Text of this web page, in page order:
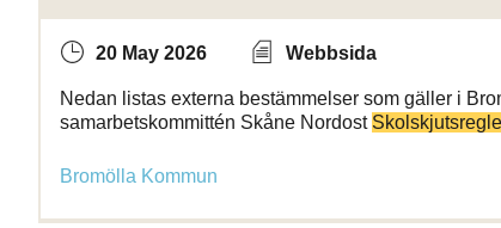
20 May 2026 Webbsida
Nedan listas externa bestämmelser som gäller i
samarbetskommittén Skåne Nordost
Bromölla Kommun